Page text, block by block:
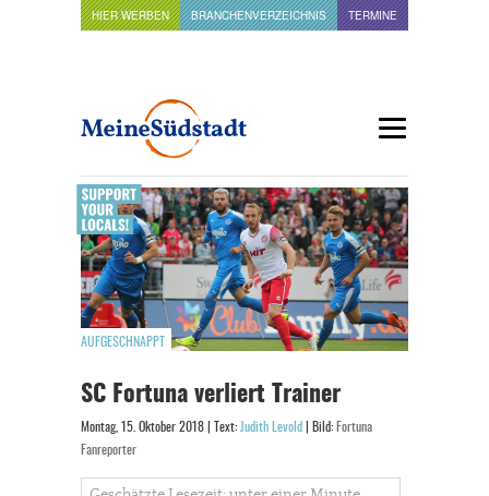
HIER WERBEN BRANCHENVERZEICHNIS TERMINE
AUFGESCHNAPPT
SC Fortuna verliert Trainer
Montag, 15. Oktober 2018 | Text: Judith Levold | Bild: Fortuna
Fanreporter